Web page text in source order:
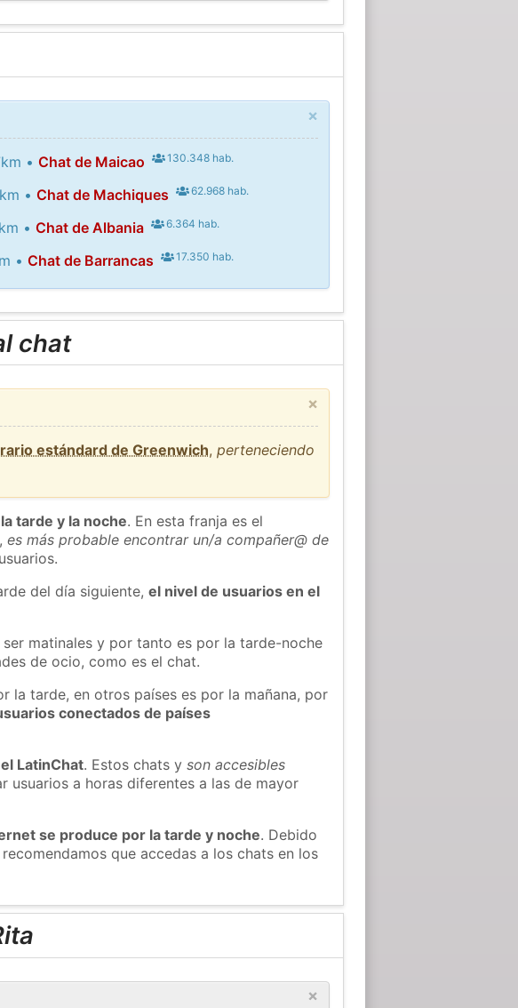
×
•Chat de Maicao 130.348 hab.
•Chat de Machiques 62.968 hab.
•Chat de Albania 6.364 hab.
•Chat de Barrancas 17.350 hab.
chat
×
estándard de Greenwich,perteneciendo
tarde y la noche. En esta franja es el
es más probable encontrar un/a compañer@ de
del día siguiente,el nivel de usuarios en el
matinales y por tanto es por la tarde-noche
de ocio, como es el chat.
la tarde, en otros países es por la mañana, por
conectados de países
LatinChat. Estos chats yson accesibles
usuarios a horas diferentes a las de mayor
se produce por la tarde y noche. Debido
que accedas a los chats en los
×